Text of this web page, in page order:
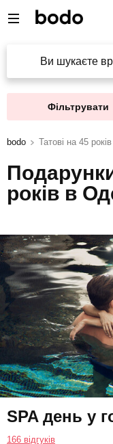
Ви шукаєте
Фільтрувати
bodo Татові на 45 років
років в
SPA день у
166 відгуків